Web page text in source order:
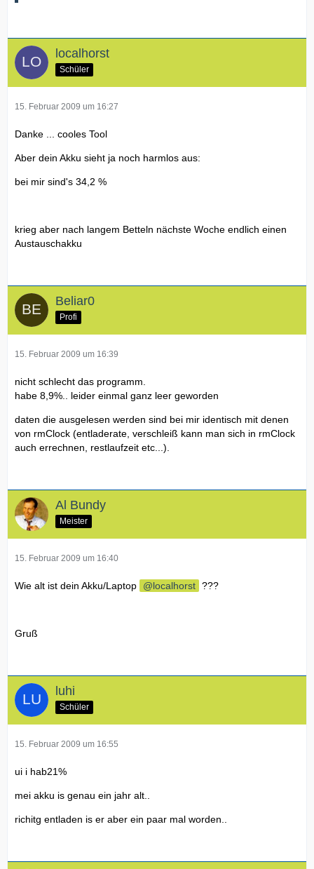
localhorst
Schüler
15. Februar 2009 um 16:27
Danke ... cooles Tool
Aber dein Akku sieht ja noch harmlos aus:
bei mir sind's 34,2 %
krieg aber nach langem Betteln nächste Woche endlich einen
Austauschakku
Beliar0
Profi
15. Februar 2009 um 16:39
nicht schlecht das programm.
habe 8,9%.. leider einmal ganz leer geworden
daten die ausgelesen werden sind bei mir identisch mit denen
von rmClock (entladerate, verschleiß kann man sich in rmClock
auch errechnen, restlaufzeit etc...).
Al Bundy
Meister
15. Februar 2009 um 16:40
Wie alt ist dein Akku/Laptop localhorst ???
Gruß
luhi
Schüler
15. Februar 2009 um 16:55
ui i hab21%
mei akku is genau ein jahr alt..
richitg entladen is er aber ein paar mal worden..